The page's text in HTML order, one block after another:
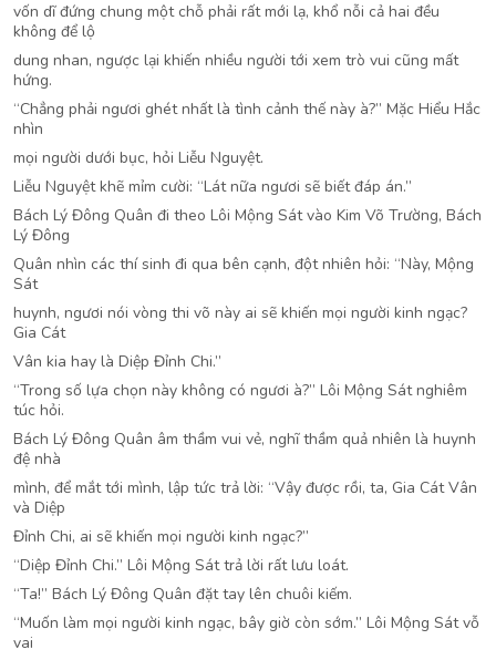
vốn dĩ đứng chung một chỗ phải rất mới lạ, khổ nỗi cả hai đều
không để lộ
dung nhan, ngược lại khiến nhiều người tới xem trò vui cũng mất
hứng.
“Chẳng phải ngươi ghét nhất là tình cảnh thế này à?” Mặc Hiểu Hắc
nhìn
mọi người dưới bục, hỏi Liễu Nguyệt.
Liễu Nguyệt khẽ mỉm cười: “Lát nữa ngươi sẽ biết đáp án.”
Bách Lý Đông Quân đi theo Lôi Mộng Sát vào Kim Võ Trường, Bách
Lý Đông
Quân nhìn các thí sinh đi qua bên cạnh, đột nhiên hỏi: “Này, Mộng
Sát
huynh, ngươi nói vòng thi võ này ai sẽ khiến mọi người kinh ngạc?
Gia Cát
Vân kia hay là Diệp Đỉnh Chi.”
“Trong số lựa chọn này không có ngươi à?” Lôi Mộng Sát nghiêm
túc hỏi.
Bách Lý Đông Quân âm thầm vui vẻ, nghĩ thầm quả nhiên là huynh
đệ nhà
mình, để mắt tới mình, lập tức trả lời: “Vậy được rồi, ta, Gia Cát Vân
và Diệp
Đỉnh Chi, ai sẽ khiến mọi người kinh ngạc?”
“Diệp Đỉnh Chi.” Lôi Mộng Sát trả lời rất lưu loát.
“Ta!” Bách Lý Đông Quân đặt tay lên chuôi kiếm.
“Muốn làm mọi người kinh ngạc, bây giờ còn sớm.” Lôi Mộng Sát vỗ
vai